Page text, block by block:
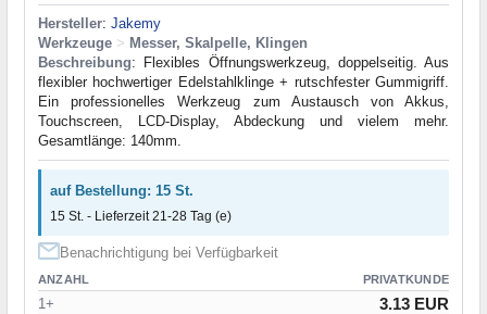
Hersteller: Jakemy
Werkzeuge > Messer, Skalpelle, Klingen
Beschreibung: Flexibles Öffnungswerkzeug, doppelseitig. Aus
flexibler hochwertiger Edelstahlklinge + rutschfester Gummigriff.
Ein professionelles Werkzeug zum Austausch von Akkus,
Touchscreen, LCD-Display, Abdeckung und vielem mehr.
Gesamtlänge: 140mm.
auf Bestellung: 15 St.
15 St. - Lieferzeit 21-28 Tag (e)
Benachrichtigung bei Verfügbarkeit
ANZAHL PRIVATKUNDE
1+ 3.13 EUR